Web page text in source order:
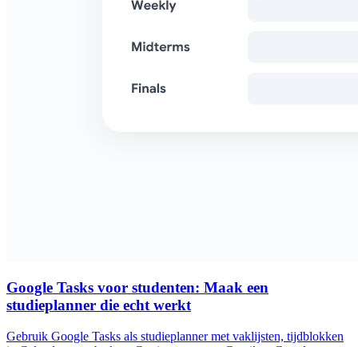
Google Tasks voor studenten: Maak een
studieplanner die echt werkt
Gebruik Google Tasks als studieplanner met vaklijsten, tijdblokken